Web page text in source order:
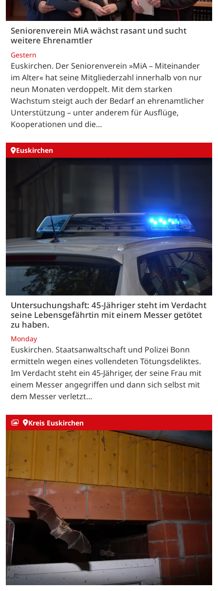
Seniorenverein MiA wächst rasant und sucht
weitere Ehrenamtler
Gestern
Euskirchen. Der Seniorenverein »MiA – Miteinander
im Alter« hat seine Mitgliederzahl innerhalb von nur
neun Monaten verdoppelt. Mit dem starken
Wachstum steigt auch der Bedarf an ehrenamtlicher
Unterstützung – unter anderem für Ausflüge,
Kooperationen und die…
Euskirchen
Untersuchungshaft: 45-Jähriger steht im Verdacht
seine Lebensgefährtin mit einem Messer getötet
zu haben.
Monday
Euskirchen. Staatsanwaltschaft und Polizei Bonn
ermitteln wegen eines vollendeten Tötungsdeliktes.
Im Verdacht steht ein 45-Jähriger, der seine Frau mit
einem Messer angegriffen und dann sich selbst mit
dem Messer verletzt…
Kreis Euskirchen